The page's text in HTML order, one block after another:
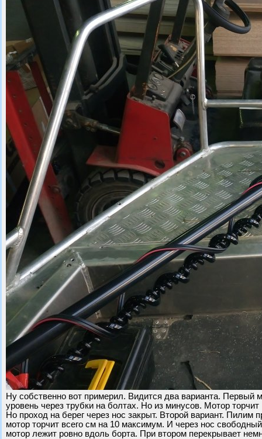
Ну собственно вот примерил. Видится два варианта.
уровень через трубки на болтах. Но из минусов. Мотор
Но проход на берег через нос закрыт. Второй вариант.
мотор торчит всего см на 10 максимум. И через нос
мотор лежит ровно вдоль борта. При втором перекрывает